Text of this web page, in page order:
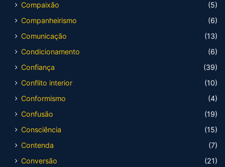
Compaixão
(5)
Companheirismo
(6)
Comunicação
(13)
Condicionamento
(6)
Confiança
(39)
Conflito interior
(10)
Conformismo
(4)
Confusão
(19)
Consciência
(15)
Contenda
(7)
Conversão
(21)